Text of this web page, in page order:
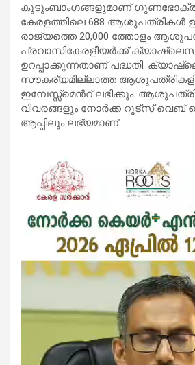
കുടുംബാംഗങ്ങളുമാണ്​
കേരളത്തിലെ 688 ആശുപത്രികള്‍
രാജ്യത്തെ 20,000 ത്തോളം
പ്രവാസികേരളീയര്‍ക്ക് ക്യാഷ്​ലെസ്​
ഉറപ്പാക്കുന്നതാണ് പദ്ധതി.
സൗകര്യമില്ലാത്ത
ഇമ്പേസ്സ്മെന്‍റ്​ ലഭിക്കും.
വിവരങ്ങളും നോർക്ക റൂട്സ് വെബ്
ആപ്പിലും ലഭ്യമാണ്.